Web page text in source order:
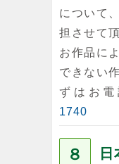
について
担させて
お作品に
できない
ずはお電
1740
８